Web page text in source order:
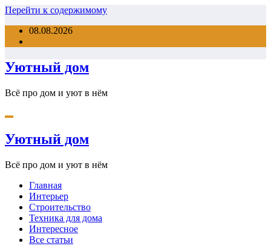
Перейти к содержимому
08.08.2026
Уютный дом
Всё про дом и уют в нём
Уютный дом
Всё про дом и уют в нём
Главная
Интерьер
Строительство
Техника для дома
Интересное
Все статьи